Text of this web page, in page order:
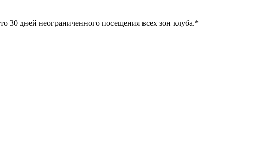
30 дней неограниченного посещения всех зон клуба.*